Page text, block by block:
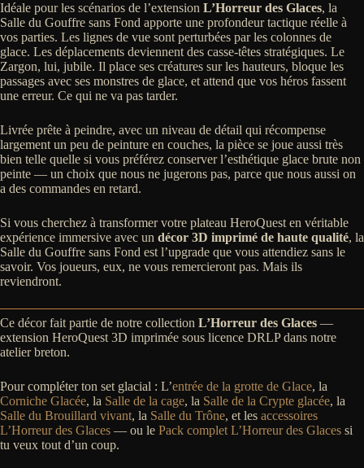
Idéale pour les scénarios de l’extension L’Horreur des Glaces, la
Salle du Gouffre sans Fond apporte une profondeur tactique réelle à
vos parties. Les lignes de vue sont perturbées par les colonnes de
glace. Les déplacements deviennent des casse-têtes stratégiques. Le
Zargon, lui, jubile. Il place ses créatures sur les hauteurs, bloque les
passages avec ses monstres de glace, et attend que vos héros fassent
une erreur. Ce qui ne va pas tarder.
Livrée prête à peindre, avec un niveau de détail qui récompense
largement un peu de peinture en couches, la pièce se joue aussi très
bien telle quelle si vous préférez conserver l’esthétique glace brute non
peinte — un choix que nous ne jugerons pas, parce que nous aussi on
a des commandes en retard.
Si vous cherchez à transformer votre plateau HeroQuest en véritable
expérience immersive avec un décor 3D imprimé de haute qualité, la
Salle du Gouffre sans Fond est l’upgrade que vous attendiez sans le
savoir. Vos joueurs, eux, ne vous remercieront pas. Mais ils
reviendront.
Ce décor fait partie de notre collection L’Horreur des Glaces —
extension HeroQuest 3D imprimée sous licence DRLP dans notre
atelier breton.
Pour compléter ton set glacial : L’entrée de la grotte de Glace, la
Corniche Glacée, la Salle de la cage, la Salle de la Crypte glacée, la
Salle du Brouillard vivant, la Salle du Trône, et les accessoires
L’Horreur des Glaces — ou le Pack complet L’Horreur des Glaces si
tu veux tout d’un coup.